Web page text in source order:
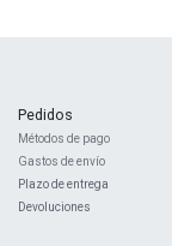
Pedidos
Métodos de pago
Gastos de envío
Plazo de entrega
Devoluciones